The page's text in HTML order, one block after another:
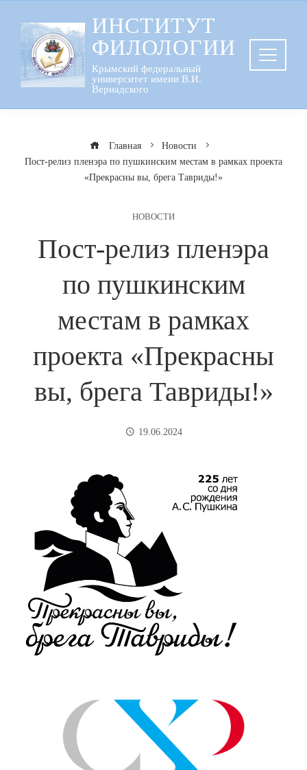
содержанию
ИНСТИТУТ
ФИЛОЛОГИИ
Крымский федеральный
университет имени В.И.
Вернадского
Главная
Новости
Пост-релиз пленэра по пушкинским местам в рамках проекта
«Прекрасны вы, брега Тавриды!»
НОВОСТИ
Пост-релиз пленэра
по пушкинским
местам в рамках
проекта «Прекрасны
вы, брега Тавриды!»
19.06.2024